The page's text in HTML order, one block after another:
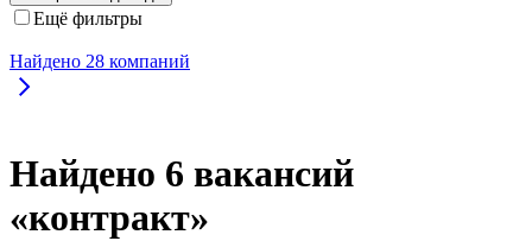
Ещё фильтры
Найдено 28 компаний
Найдено 6 вакансий
«контракт»